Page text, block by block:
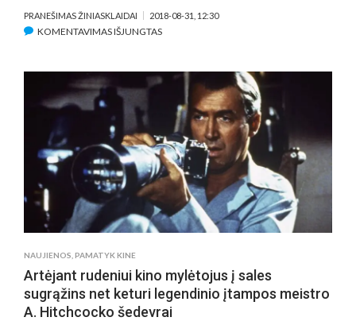
PRANEŠIMAS ŽINIASKLAIDAI 2018-08-31, 12:30
KOMENTAVIMAS IŠJUNGTASĮRAŠE
BANGA“
PIRMASIS
HIČKOKO
DARBAS
TRILERIO
ŽANRO
RĖMUOSE
NAUJIENOS PAMATYK KINE
Artėjant rudeniui kino mylėtojus į sales
sugrąžins net keturi legendinio įtampos meistro
A. Hitchcocko šedevrai